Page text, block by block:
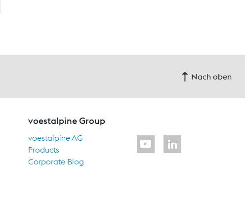
Nach oben
voestalpine Group
voestalpine AG
Products
Corporate Blog